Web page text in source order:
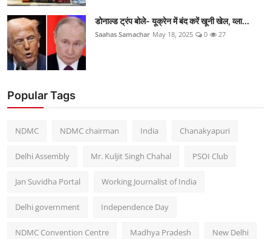
डोनाल्ड ट्रंप बोले- यूक्रेन में बंद करें खूनी खेल, व्ला...
Saahas Samachar May 18, 2025 0 27
Popular Tags
NDMC NDMC chairman India Chanakyapuri
Delhi Assembly Mr. Kuljit Singh Chahal PSOI Club
Jan Suvidha Portal Working Journalist of India
Delhi government Independence Day
NDMC Convention Centre Madhya Pradesh New Delhi